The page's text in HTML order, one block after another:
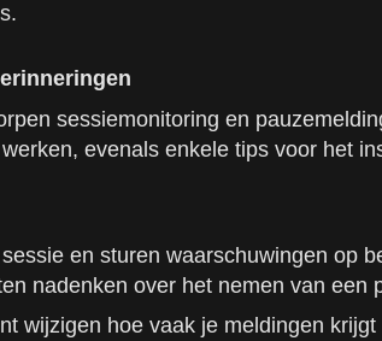
sessiemonitoring en
evenals enkele tips voor het
en sturen waarschuwingen op
nadenken over het nemen van
wijzigen hoe vaak je meldingen